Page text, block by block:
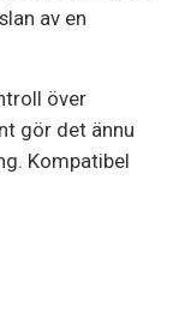
av en
över
gör det ännu
Kompatibel